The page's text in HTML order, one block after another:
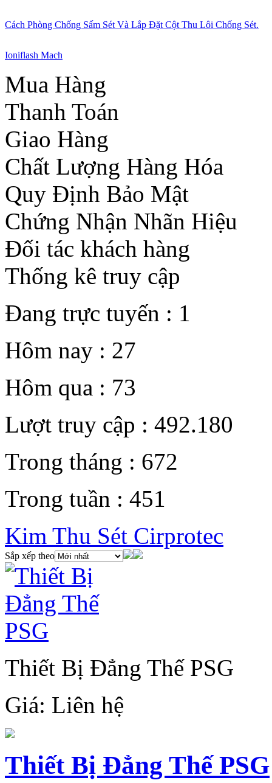
Cách Phòng Chống Sấm Sét Và Lắp Đặt Cột Thu Lôi Chống Sét.
Ioniflash Mach
Mua Hàng
Thanh Toán
Giao Hàng
Chất Lượng Hàng Hóa
Quy Định Bảo Mật
Chứng Nhận Nhãn Hiệu
Đối tác khách hàng
Thống kê truy cập
Đang trực tuyến : 1
Hôm nay : 27
Hôm qua : 73
Lượt truy cập : 492.180
Trong tháng : 672
Trong tuần : 451
Kim Thu Sét Cirprotec
Sắp xếp theo
Thiết Bị Đẳng Thế PSG
Giá: Liên hệ
Thiết Bị Đẳng Thế PSG